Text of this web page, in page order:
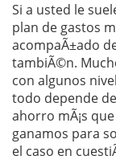
Si a usted le
plan de gastos
acompaÃ±ado
tambiÃ©n.
con algunos
todo depende
ahorro mÃ¡s
ganamos para
el caso en